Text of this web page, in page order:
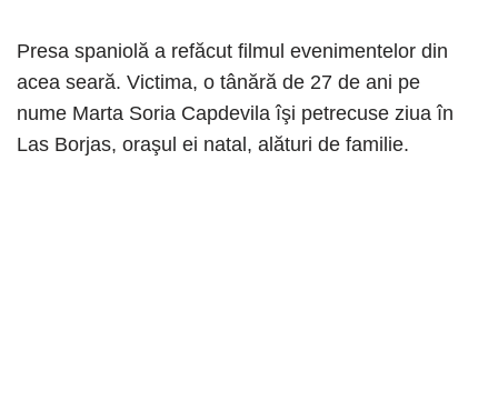
Presa spaniolă a refăcut filmul evenimentelor din
acea seară. Victima, o tânără de 27 de ani pe
nume Marta Soria Capdevila îşi petrecuse ziua în
Las Borjas, oraşul ei natal, alături de familie.